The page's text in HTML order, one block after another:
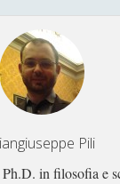
d'una fontana
water at the time
- Le bollicine
of an atom
Pili
in filosofia e